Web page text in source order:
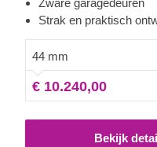
derde, laat deze garage
een stijlvolle ,moderne
garageduer maken van
Het praktische kan ook
dubbele deuren zorgen
ramen zorgen voor een
van te houden?
Zware garagedeuren
Strak en praktisch
44 mm
€ 10.240,00
Bekijk